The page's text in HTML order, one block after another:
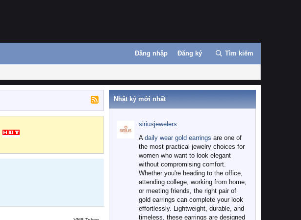
Đăng nhập Đăng ký Tìm kiếm
Nhật ký mới nhất
siriusjewelers
A daily wear gold earrings are one of
the most practical jewelry choices for
women who want to look elegant
without compromising comfort.
Whether you're heading to the office,
attending college, working from home,
or meeting friends, the right pair of
gold earrings can complete your look
effortlessly. Lightweight, durable, and
timeless, these earrings are designed